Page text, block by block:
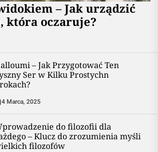
– Jak urządzić
która oczaruje?
– Jak Przygotować Ten
Ser w Kilku Prostychn
4 Marca, 2025
do filozofii dla
– Klucz do zrozumienia myśli
filozofów